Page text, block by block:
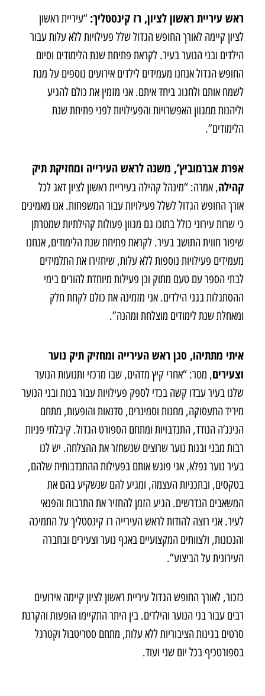
ראש עיריית ראשון לציון, רז קינסטליך: “עיריית ראשון
לציון קיימה לאורך החופש הגדול שלל פעילויות ללא עלות עבור
הילדים ובני הנוער בעיר. לקראת פתיחת שנת הלימודים וסיום
החופש הגדול אנחנו מעמידים לילדים אירועים נוספים על מנת
לשמח אותם ולחגוג ביחד איתם. אני מזמין את כולם להגיע
וליהנות ממגוון האפשרויות והפעילויות לפני פתיחת שנת
הלימודים”.
אפרת אברמוביץ’, משנה לראש העירייה ומחזיקת תיק
קהילה, אמרה: “מינהל קהילה בעיריית ראשון לציון דאג לכל
אורך החופש הגדול לשלל פעילויות עבור המשפחות. אנו מאמינים
כי שרות עירוני כולל בתוכו גם מגוון פעולות קהילתיות שמטרתן
שיפור חווית התושב בעיר. לקראת פתיחת שנת הלימודים, אנחנו
מעמידים פעילויות נוספות ללא עלות, שיחזירו את התלמידים
לבתי הספר עם טעם מתוק וכן פעילות מיוחדת להורים בימי
ההסתגלות בגני הילדים. אני מזמינה את כולם לקחת חלק
ומאחלת שנת לימודים מוצלחת ומהנה”.
איתי מתתיהו, סגן ראש העירייה ומחזיק תיק נוער
וצעירים, מסר: “אחרי קיץ מדהים, שבו מרכזי ותנועות הנוער
שלנו בעיר עבדו קשה בכדי לספק פעילויות עבור בנות ובני הנוער
מיריד התעסוקה, מחנות וסמינרים, סדנאות והופעות, מתחם
הנינג’ה הנודד, התנדבויות ומתחם הספורט הגדול. קיבלתי פניות
רבות מבני ובנות נוער שרוצים שנשחזר את ההצלחה. יש לנו
בעיר נוער נפלא, אני פוגש אותם בפעילות ההתנדבותית שלהם,
בטקסים, ובתכניות העצמה, ומגיע להם שנשקיע בהם את
המשאבים הנדרשים. הגיע הזמן להחזיר את התרבות והפנאי
לעיר. אני רוצה להודות לראש העירייה רז קינסטליך על התמיכה
והנכונות, ולצוותים המקצועיים באגף נוער וצעירים ובחברה
העירונית על הביצוע”.
כזכור, לאורך החופש הגדול עיריית ראשון לציון קיימה אירועים
רבים עבור בני הנוער והילדים. בין היתר התקיימו הופעות והקרנת
סרטים בגינות הציבוריות ללא עלות, מתחם סטריטבול וקטרגל
בספורטכיף בכל יום שני ועוד.